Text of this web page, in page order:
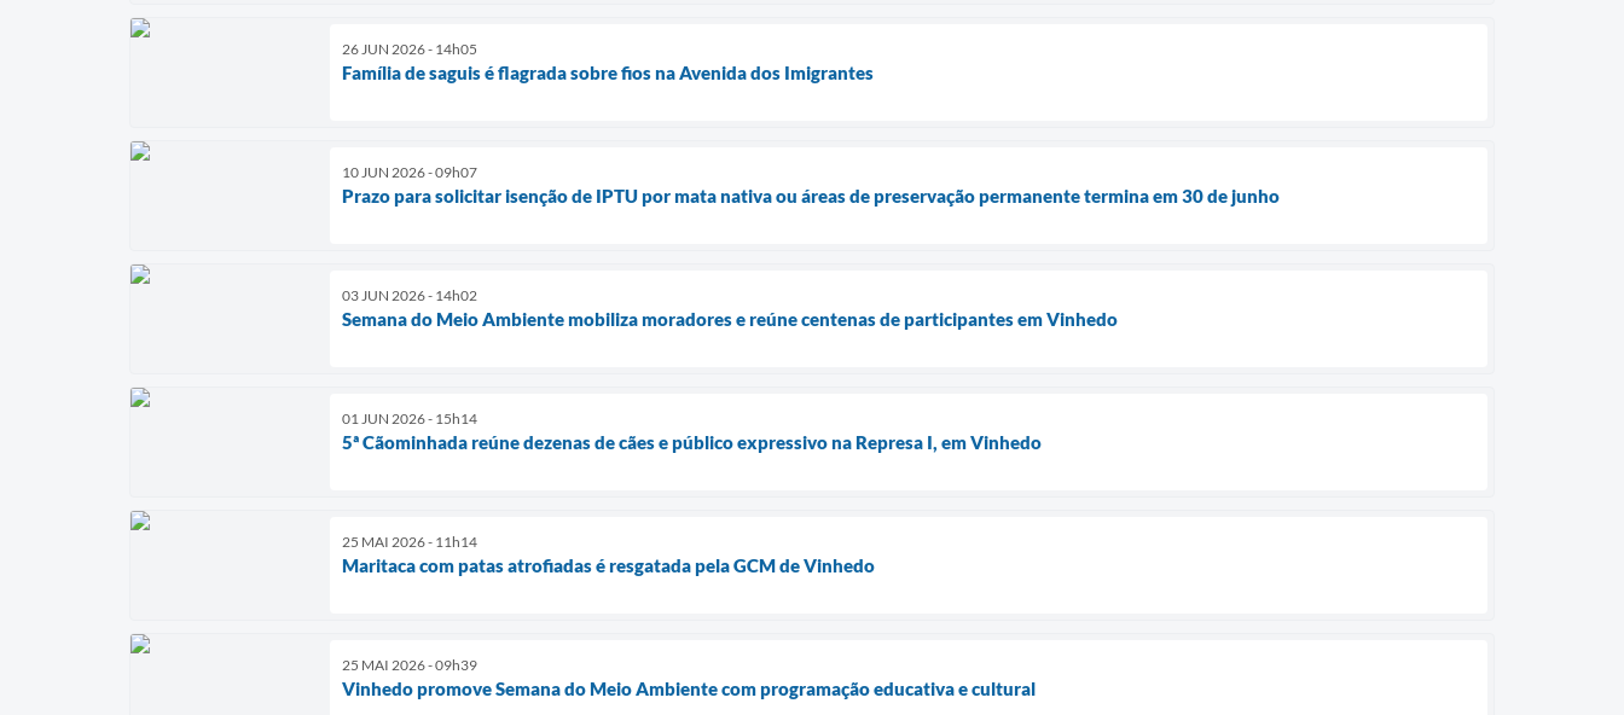
26 JUN 2026 - 14h05
Família de saguis é flagrada sobre fios na Avenida dos Imigrantes
10 JUN 2026 - 09h07
Prazo para solicitar isenção de IPTU por mata nativa ou áreas de preservação permanente termina em 30 de junho
03 JUN 2026 - 14h02
Semana do Meio Ambiente mobiliza moradores e reúne centenas de participantes em Vinhedo
01 JUN 2026 - 15h14
5ª Cãominhada reúne dezenas de cães e público expressivo na Represa I, em Vinhedo
25 MAI 2026 - 11h14
Maritaca com patas atrofiadas é resgatada pela GCM de Vinhedo
25 MAI 2026 - 09h39
Vinhedo promove Semana do Meio Ambiente com programação educativa e cultural